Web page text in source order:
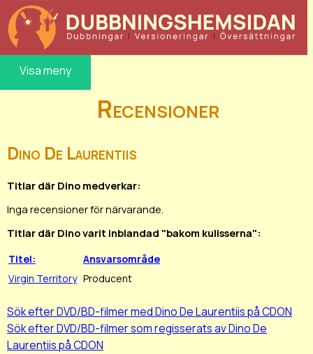
Visa meny
Recensioner
Dino De Laurentiis
Titlar där Dino medverkar:
Inga recensioner för närvarande.
Titlar där Dino varit inblandad "bakom kulisserna":
Titel:
Ansvarsområde
Virgin Territory Producent
Sök efter DVD/BD-filmer med Dino De Laurentiis på CDON
Sök efter DVD/BD-filmer som regisserats av Dino De
Laurentiis på CDON